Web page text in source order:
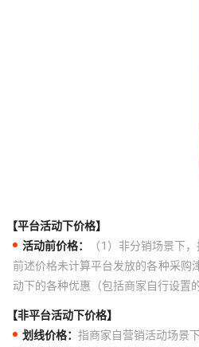
【平台活动下价格】
活动前价格：
（1）非分销场景下
前述价格未计算平台发放的各种采购
动下的各种优惠（包括商家自行设置
【非平台活动下价格】
划线价格： 指商家自营销活动场景